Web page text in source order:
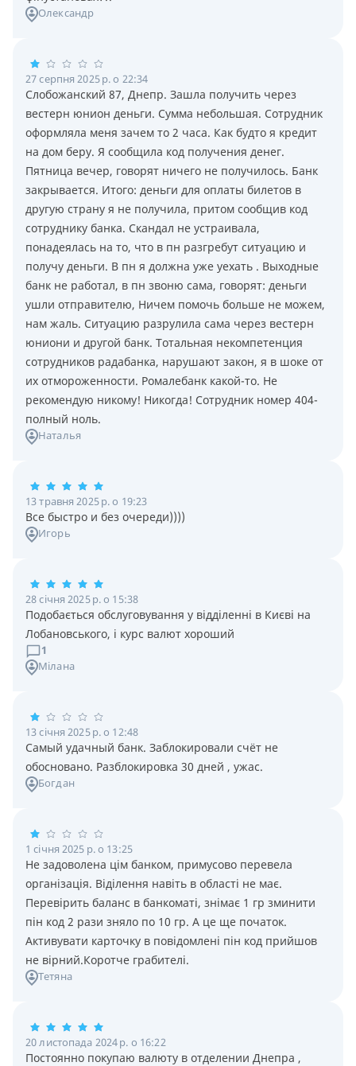
Олександр
27 серпня 2025 р. о 22:34
Слобожанский 87, Днепр. Зашла получить через
вестерн юнион деньги. Сумма небольшая. Сотрудник
оформляла меня зачем то 2 часа. Как будто я кредит
на дом беру. Я сообщила код получения денег.
Пятница вечер, говорят ничего не получилось. Банк
закрывается. Итого: деньги для оплаты билетов в
другую страну я не получила, притом сообщив код
сотруднику банка. Скандал не устраивала,
понадеялась на то, что в пн разгребут ситуацию и
получу деньги. В пн я должна уже уехать . Выходные
банк не работал, в пн звоню сама, говорят: деньги
ушли отправителю, Ничем помочь больше не можем,
нам жаль. Ситуацию разрулила сама через вестерн
юниони и другой банк. Тотальная некомпетенция
сотрудников радабанка, нарушают закон, я в шоке от
их отмороженности. Ромалебанк какой-то. Не
рекомендую никому! Никогда! Сотрудник номер 404-
полный ноль.
Наталья
13 травня 2025 р. о 19:23
Все быстро и без очереди))))
Игорь
28 січня 2025 р. о 15:38
Подобається обслуговування у відділенні в Києві на
Лобановського, і курс валют хороший
1
Мілана
13 січня 2025 р. о 12:48
Самый удачный банк. Заблокировали счёт не
обосновано. Разблокировка 30 дней , ужас.
Богдан
1 січня 2025 р. о 13:25
Не задоволена цім банком, примусово перевела
організація. Віділення навіть в області не має.
Перевірить баланс в банкоматі, знімає 1 гр зминити
пін код 2 рази зняло по 10 гр. А це ще початок.
Активувати карточку в повідомлені пін код прийшов
не вірний.Коротче грабителі.
Тетяна
20 листопада 2024 р. о 16:22
Постоянно покупаю валюту в отделении Днепра ,